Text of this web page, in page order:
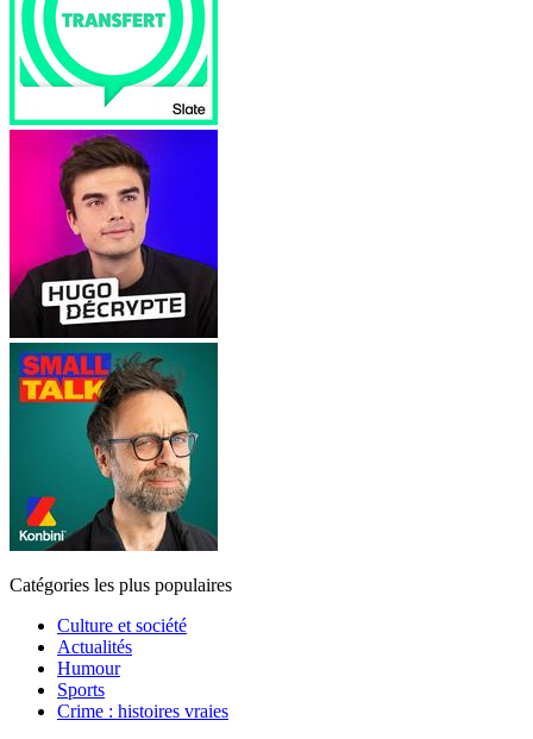
Catégories les plus populaires
Culture et société
Actualités
Humour
Sports
Crime : histoires vraies